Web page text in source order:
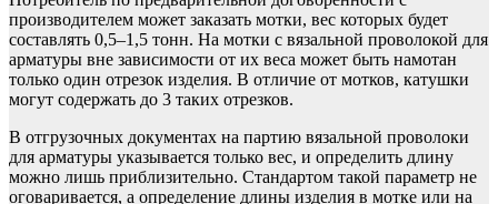
производителем может заказать мотки, вес которых будет
составлять 0,5–1,5 тонн. На мотки с вязальной проволокой для
арматуры вне зависимости от их веса может быть намотан
только один отрезок изделия. В отличие от мотков, катушки
могут содержать до 3 таких отрезков.
В отгрузочных документах на партию вязальной проволоки
для арматуры указывается только вес, и определить длину
можно лишь приблизительно. Стандартом такой параметр не
оговаривается, а определение длины изделия в мотке или на